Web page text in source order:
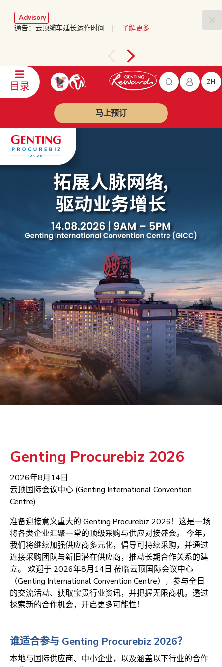
Advisory
通告：云顶缆车延长运作时间 | 了解更多
目录 ZH
马上预订
Genting Procurebiz 2026
2026年8月14日
云顶国际会议中心 (Genting International Convention
Centre)
准备迎接意义重大的 Genting Procurebiz 2026！这是一场
将各类企业汇聚一堂的顶级采购与供应对接盛会。 今年，
我们将继续加强供应商多元化，倡导可持续采购，并通过
连接采购团队与新旧潜在供应商，推动长期合作关系的建
立。 欢迎于 2026年8月14日 莅临云顶国际会议中心
（Genting International Convention Centre），参与全日
的交流活动、获取宝贵行业资讯，并把握无限商机。透过
探索新的合作机会，开启更多可能性！
谁适合参与 Genting Procurebiz 2026？
本地与国际供应商、中小企业，以及涵盖以下行业的合作